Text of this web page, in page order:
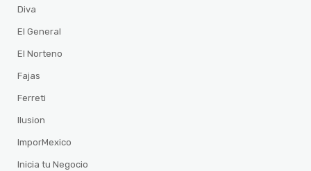
Diva
El General
El Norteno
Fajas
Ferreti
Ilusion
ImporMexico
Inicia tu Negocio